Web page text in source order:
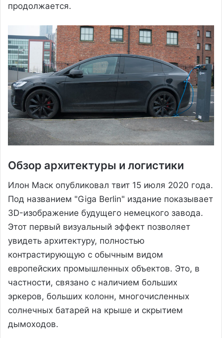
продолжается.
Обзор архитектуры и логистики
Илон Маск опубликовал твит 15 июля 2020 года.
Под названием "Giga Berlin" издание показывает
3D-изображение будущего немецкого завода.
Этот первый визуальный эффект позволяет
увидеть архитектуру, полностью
контрастирующую с обычным видом
европейских промышленных объектов. Это, в
частности, связано с наличием больших
эркеров, больших колонн, многочисленных
солнечных батарей на крыше и скрытием
дымоходов.